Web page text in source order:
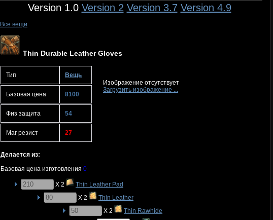
Version 1.0 Version 2 Version 3.7 Version 4.9
Все вещи
Thin Durable Leather Gloves
Тип Вещь
Базовая цена 8100
Физ защита 54
Маг резист 27
Изображение отсутствует
Загрузить изображение ...
Делается из:
Базовая цена изготовления 0
X 2
Thin Leather Pad
X 2
Thin Leather
X 2
Thin Rawhide